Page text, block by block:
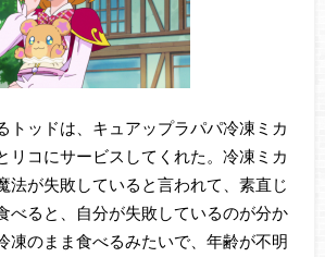
トッドは、キュアップラパパ冷凍ミカ
リコにサービスしてくれた。冷凍ミカ
法が失敗していると言われて、素直じ
べると、自分が失敗しているのが分か
凍のまま食べるみたいで、年齢が不明